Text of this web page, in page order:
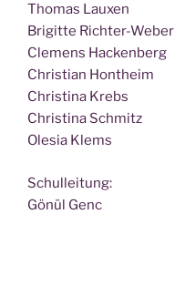
Tho­mas Lauxen
Bri­git­te Richter-Weber
Cle­mens Hackenberg
Chris­ti­an Hontheim
Chris­ti­na Krebs
Chris­ti­na Schmitz
Ole­sia Klems
Schul­lei­tung:
Gönül Genc